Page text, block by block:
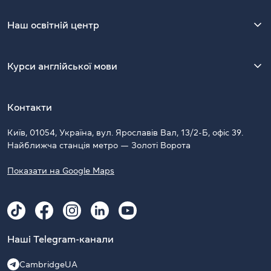
Наш освітній центр
Курси англійської мови
Контакти
Київ, 01054, Україна, вул. Ярославів Вал, 13/2-Б, офіс 39.
Найближча станція метро — Золоті Ворота
Показати на Google Maps
Наші Telegram-канали
CambridgeUA